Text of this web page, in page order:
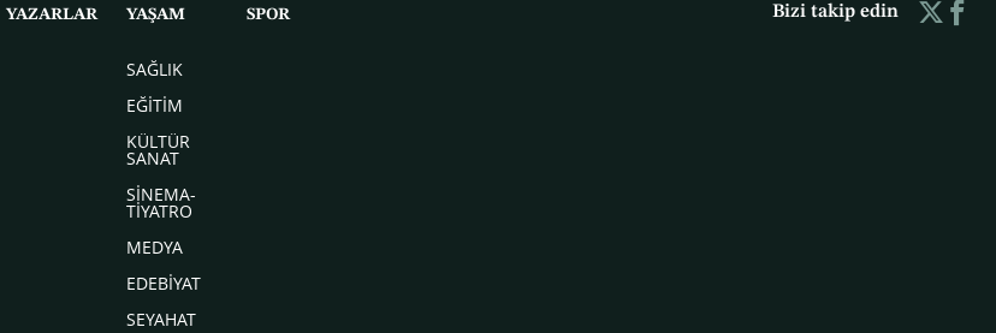
YAZARLAR YAŞAM
SAĞLIK
EĞİTİM
KÜLTÜR
SANAT
SİNEMA-
TİYATRO
MEDYA
EDEBİYAT
SEYAHAT
SPOR Bizi takip edin